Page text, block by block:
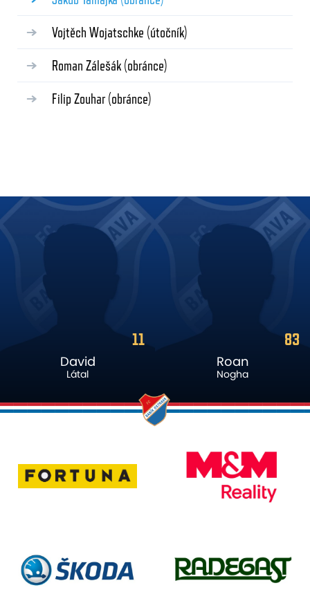
Vojtěch Wojatschke (útočník)
Roman Zálešák (obránce)
Filip Zouhar (obránce)
83
Roan
Nogha
14
Samuel
Grygar